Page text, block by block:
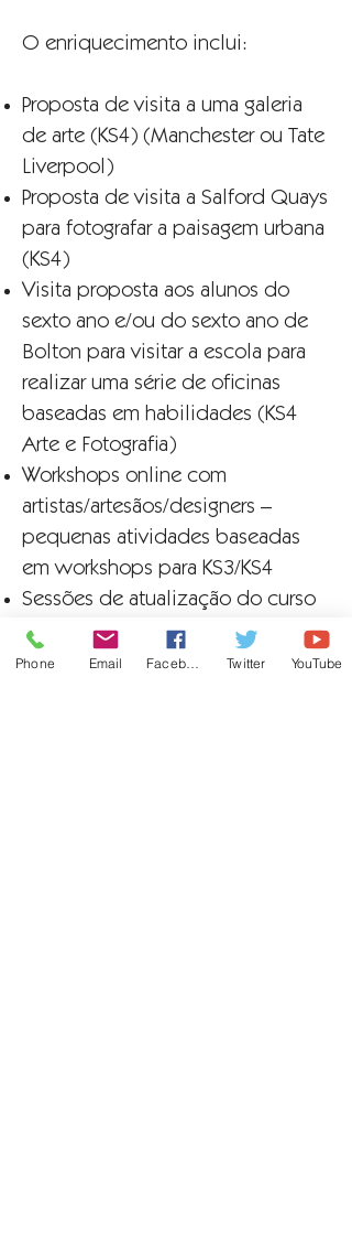
O enriquecimento inclui:
Proposta de visita a uma galeria
de arte (KS4) (Manchester ou Tate
Liverpool)
Proposta de visita a Salford Quays
para fotografar a paisagem urbana
(KS4)
Visita proposta aos alunos do
sexto ano e/ou do sexto ano de
Bolton para visitar a escola para
realizar uma série de oficinas
baseadas em habilidades (KS4
Arte e Fotografia)
Workshops online com
artistas/artesãos/designers –
pequenas atividades baseadas
em workshops para KS3/KS4
Sessões de atualização do curso
KS4/sessões de reforço de
habilidades - por convite para
Phone Email Twitter YouTube